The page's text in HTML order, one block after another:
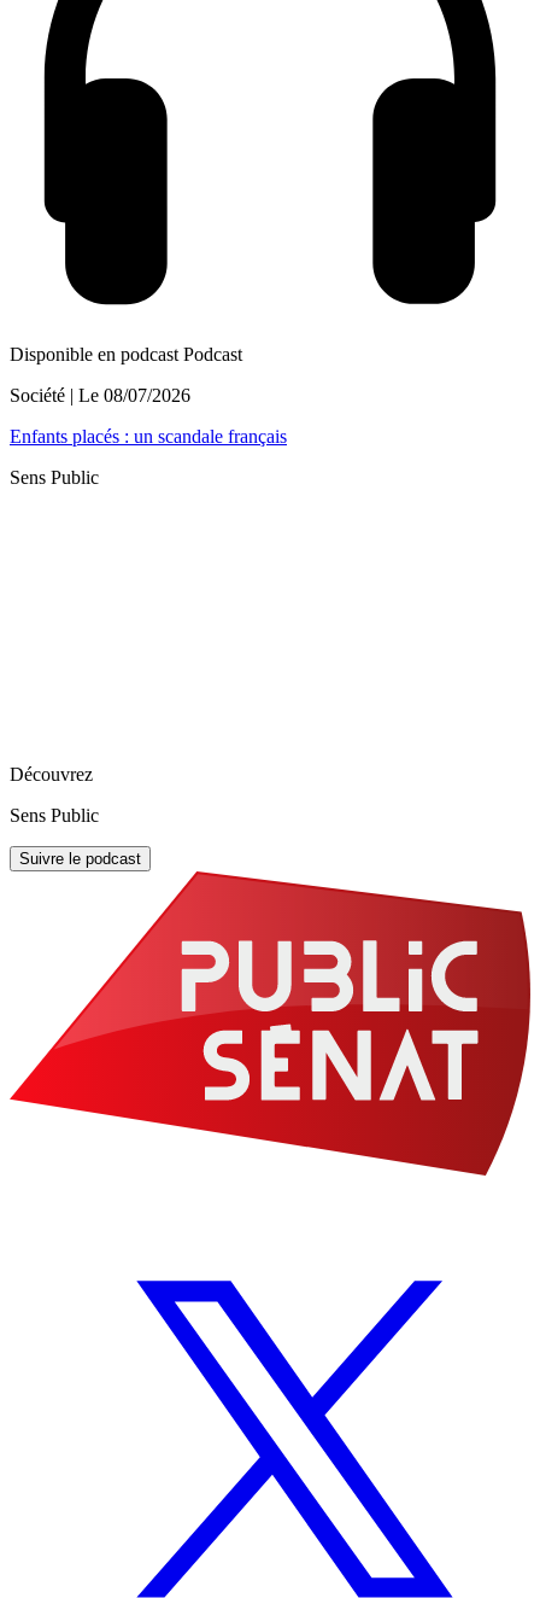
Disponible en podcast Podcast
Société | Le 08/07/2026
Enfants placés : un scandale français
Sens Public
Découvrez
Sens Public
Suivre le podcast